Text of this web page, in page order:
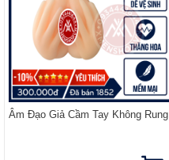
Âm Đạo Giả Cầm Tay Không Rung